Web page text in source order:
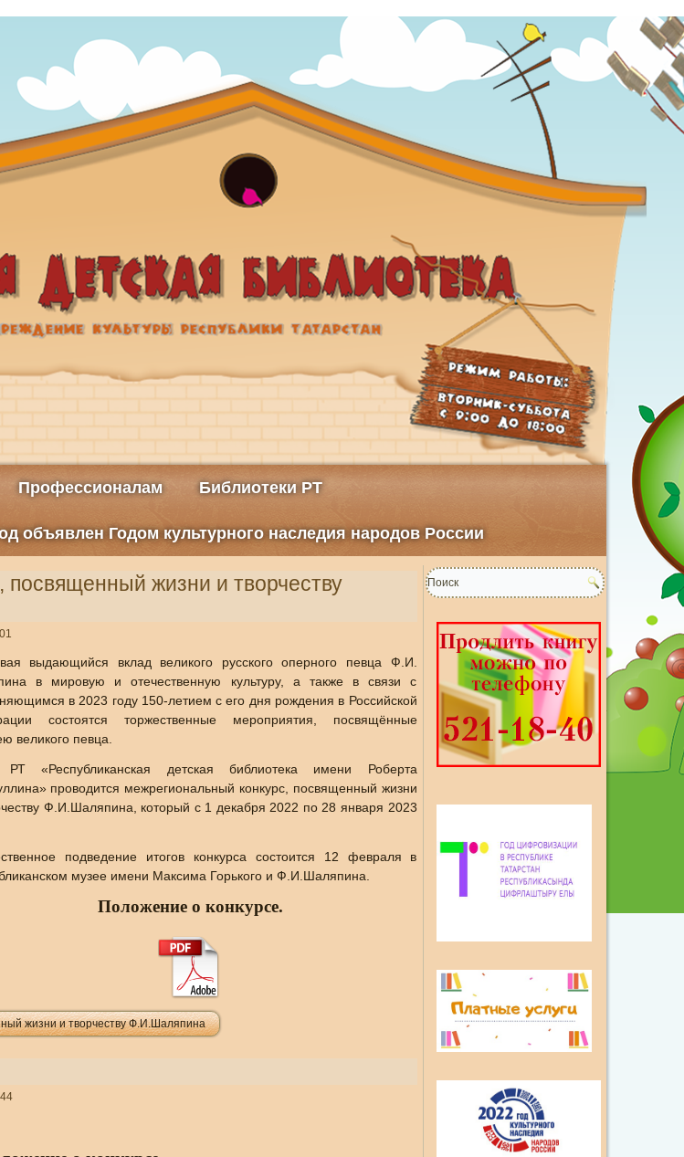
Профессионалам Библиотеки РТ
объявлен Годом культурного наследия народов России
жизни и творчеству
выдающийся вклад великого русского оперного певца Ф.И.
в мировую и отечественную культуру, а также в связи с
в 2023 году 150-летием с его дня рождения в Российской
состоятся торжественные мероприятия, посвящённые
великого певца.
«Республиканская детская библиотека имени Роберта
проводится межрегиональный конкурс, посвященный жизни
Ф.И.Шаляпина, который с 1 декабря 2022 по 28 января 2023
подведение итогов конкурса состоится 12 февраля в
музее имени Максима Горького и Ф.И.Шаляпина.
Положение о конкурсе.
жизни и творчеству Ф.И.Шаляпина